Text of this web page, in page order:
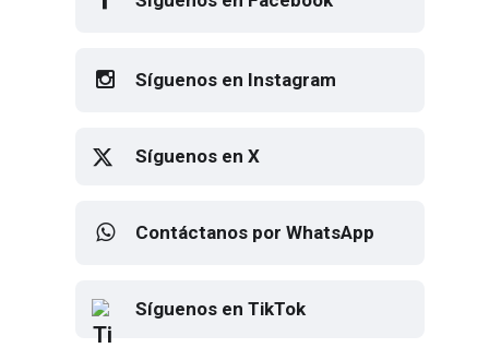
Síguenos en Instagram
Síguenos en X
Contáctanos por WhatsApp
Síguenos en TikTok
Elton John regresa a CDMX para
despedirse en el Estadio Banorte